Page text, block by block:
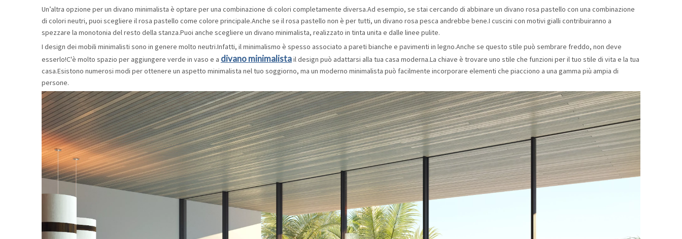
Un’altra opzione per un divano minimalista è optare per una combinazione di colori completamente diversa.Ad esempio, se stai cercando di abbinare un divano rosa pastello con una combinazione
di colori neutri, puoi scegliere il rosa pastello come colore principale.Anche se il rosa pastello non è per tutti, un divano rosa pesca andrebbe bene.I cuscini con motivi gialli contribuiranno a
spezzare la monotonia del resto della stanza.Puoi anche scegliere un divano minimalista, realizzato in tinta unita e dalle linee pulite.
I design dei mobili minimalisti sono in genere molto neutri.Infatti, il minimalismo è spesso associato a pareti bianche e pavimenti in legno.Anche se questo stile può sembrare freddo, non deve
esserlo!C'è molto spazio per aggiungere verde in vaso e a divano minimalistail design può adattarsi alla tua casa moderna.La chiave è trovare uno stile che funzioni per il tuo stile di vita e la tua
casa.Esistono numerosi modi per ottenere un aspetto minimalista nel tuo soggiorno, ma un moderno minimalista può facilmente incorporare elementi che piacciono a una gamma più ampia di
persone.